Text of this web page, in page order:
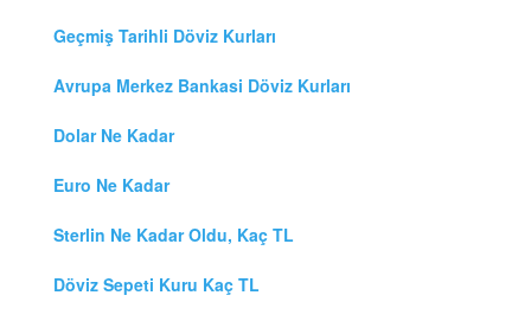
Geçmiş Tarihli Döviz Kurları
Avrupa Merkez Bankasi Döviz Kurları
Dolar Ne Kadar
Euro Ne Kadar
Sterlin Ne Kadar Oldu, Kaç TL
Döviz Sepeti Kuru Kaç TL